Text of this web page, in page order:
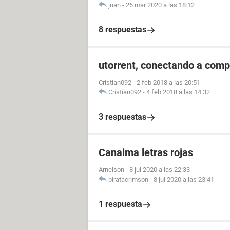
juan - 26 mar 2020 a las 18:12
8 respuestas
utorrent, conectando a
Cristian092 - 2 feb 2018 a las 20:51
Cristian092 - 4 feb 2018 a las 14:32
3 respuestas
Canaima letras rojas
Arnelson - 8 jul 2020 a las 22:33
piratacrimson - 8 jul 2020 a las 23:41
1 respuesta